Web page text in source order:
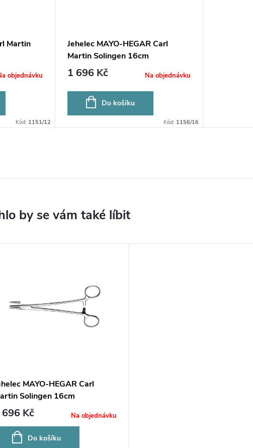
Martin
objednávku
Kód: 1151/12
Jehelec MAYO-HEGAR Carl
Martin Solingen 16cm
1 696 Kč Na objednávku
Do košíku
Kód: 1156/16
MAYO-HEGAR Carl
Solingen 16cm
696 Kč Na objednávku
Do košíku